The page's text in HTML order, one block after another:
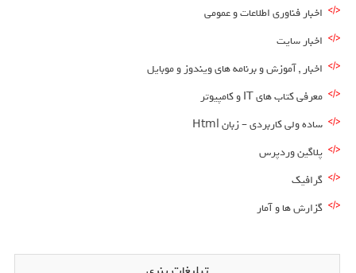
اخبار فناوری اطلاعات و عمومی
اخبار سایت
اخبار , آموزش و برنامه های ویندوز و موبایل
معرفی کتاب های IT و کامپیوتر
ساده ولی کاربردی – زبان Html
پلاگین وردپرس
گرافیک
گزارش ها و آمار